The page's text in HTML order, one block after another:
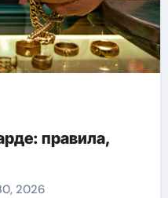
правила,
2026